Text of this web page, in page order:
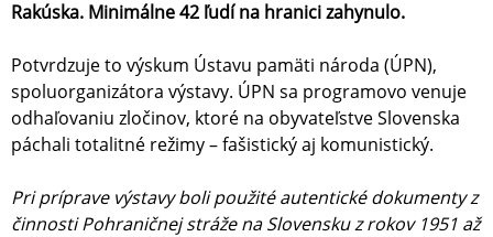
Rakúska. Minimálne 42 ľudí na hranici zahynulo.
Potvrdzuje to výskum Ústavu pamäti národa (ÚPN),
spoluorganizátora výstavy. ÚPN sa programovo venuje
odhaľovaniu zločinov, ktoré na obyvateľstve Slovenska
páchali totalitné režimy – fašistický aj komunistický.
Pri príprave výstavy boli použité autentické dokumenty z
činnosti Pohraničnej stráže na Slovensku z rokov 1951 až